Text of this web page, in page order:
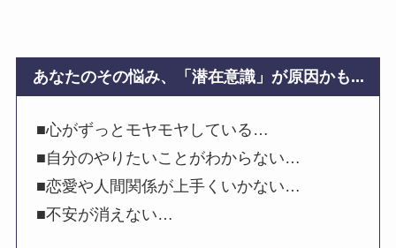
あなたのその悩み、「潜在意識」が原因かも...
■心がずっとモヤモヤしている…
■自分のやりたいことがわからない…
■恋愛や人間関係が上手くいかない…
■不安が消えない…